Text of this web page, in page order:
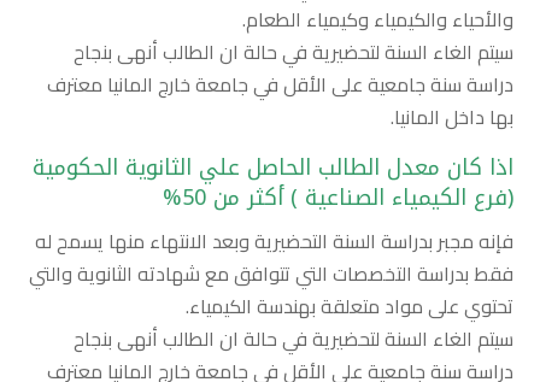
والأحياء والكيمياء وكيمياء الطعام.
سيتم الغاء السنة لتحضيرية في حالة ان الطالب أنهى بنجاح
دراسة سنة جامعية على الأقل في جامعة خارج المانيا معترف
بها داخل المانيا.
اذا كان معدل الطالب الحاصل علي الثانوية الحكومية
(فرع الكيمياء الصناعية ) أكثر من 50%
فإنه مجبر بدراسة السنة التحضيرية وبعد الانتهاء منها يسمح له
فقط بدراسة التخصصات التي تتوافق مع شهادته الثانوية والتي
تحتوي على مواد متعلقة بهندسة الكيمياء.
سيتم الغاء السنة لتحضيرية في حالة ان الطالب أنهى بنجاح
دراسة سنة جامعية على الأقل في جامعة خارج المانيا معترف